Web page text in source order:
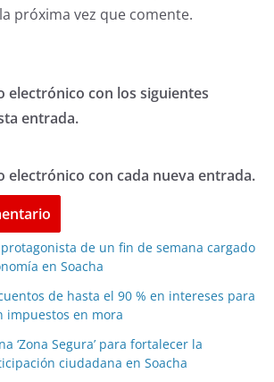
próxima vez que comente.
electrónico con los siguientes
entrada.
electrónico con cada nueva entrada.
de un fin de semana cargado
en Soacha
de hasta el 90 % en intereses para
impuestos en mora
‘Zona Segura’ para fortalecer la
ciudadana en Soacha